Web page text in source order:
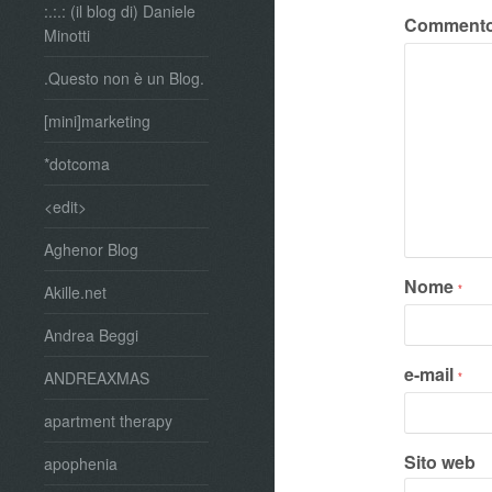
:.:.: (il blog di) Daniele
Minotti
.Questo non è un Blog.
[mini]marketing
*dotcoma
<edit>
Aghenor Blog
Akille.net
Andrea Beggi
ANDREAXMAS
apartment therapy
apophenia
Nome*
e-mail*
Sito web